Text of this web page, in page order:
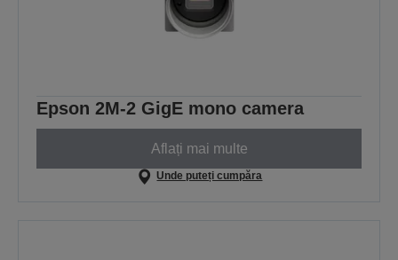
Epson 2M-2 GigE mono camera
Aflați mai multe
Unde puteți cumpăra